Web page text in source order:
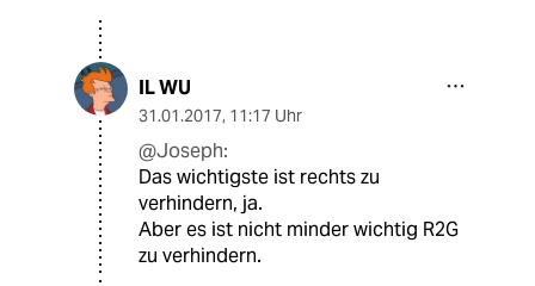
IL WU
31.01.2017, 11:17 Uhr
@Joseph:
Das wichtigste ist rechts zu
verhindern, ja.
Aber es ist nicht minder wichtig R2G
zu verhindern.